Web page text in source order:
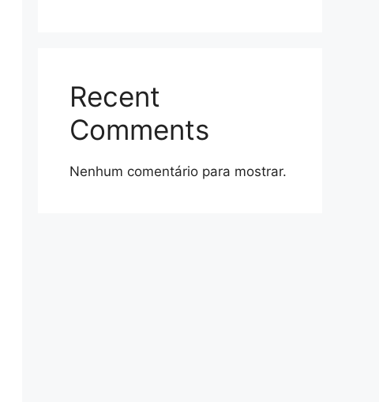
Recent
Comments
Nenhum comentário para mostrar.